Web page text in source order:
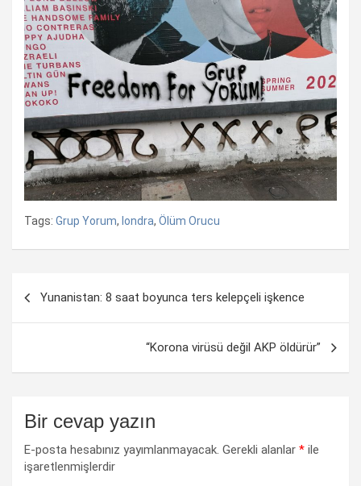
Tags: Grup Yorum, londra, Ölüm Orucu
Yunanistan: 8 saat boyunca ters kelepçeli işkence
“Korona virüsü değil AKP öldürür”
Bir cevap yazın
E-posta hesabınız yayımlanmayacak. Gerekli alanlar * ile
işaretlenmişlerdir